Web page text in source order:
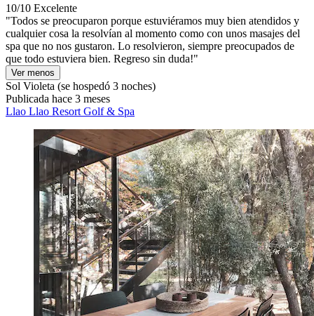
10/10 Excelente
"Todos se preocuparon porque estuviéramos muy bien atendidos y
cualquier cosa la resolvían al momento como con unos masajes del
spa que no nos gustaron. Lo resolvieron, siempre preocupados de
que todo estuviera bien. Regreso sin duda!"
Ver menos
Sol Violeta (se hospedó 3 noches)
Publicada hace 3 meses
Llao Llao Resort Golf & Spa